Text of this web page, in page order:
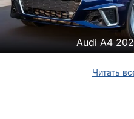
Audi A4
Читать